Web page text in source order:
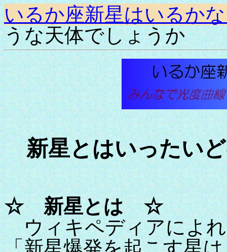
いるか座新星はいるか
うな天体でしょうか
新星とはいったい
☆ 新星とは ☆
ウィキペディアによ